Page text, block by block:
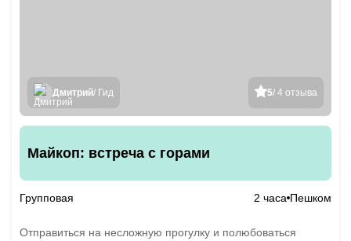
5/ 4 отзыва
Дмитрий/ Гид
Майкоп: встреча с горами
Групповая 2 часа Пешком
Отправиться на несложную прогулку и полюбоваться